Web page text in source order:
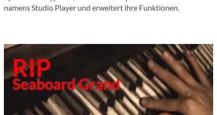
namens Studio Player und erweitert ihre Funktionen.